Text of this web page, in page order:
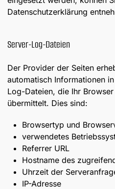
Datenschutzerklärung
Server-Log-Dateien
Der Provider der Seiten
automatisch Informationen
Log-Dateien, die Ihr
übermittelt. Dies sind:
Browsertyp und
verwendetes
Referrer URL
Hostname des
Uhrzeit der
IP-Adresse